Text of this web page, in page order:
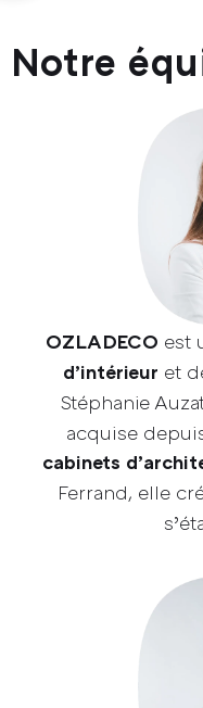
Notre
OZLADECO est
d’intérieur et
Stéphanie
acquise
cabinets
Ferrand, elle